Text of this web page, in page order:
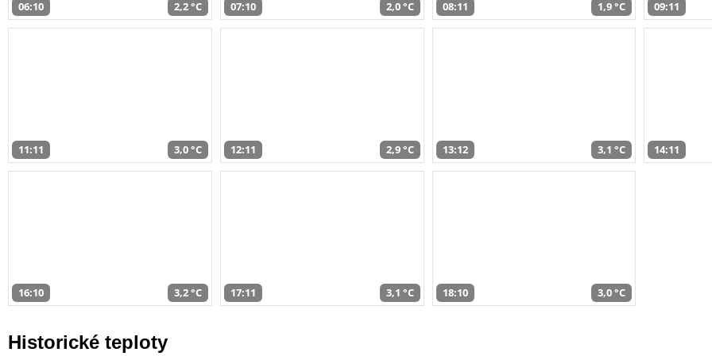
06:10 2,2 °C 07:10 2,0 °C 08:11 1,9 °C 09:11
11:11 3,0 °C 12:11 2,9 °C 13:12 3,1 °C 14:11
16:10 3,2 °C 17:11 3,1 °C 18:10 3,0 °C
Historické teploty